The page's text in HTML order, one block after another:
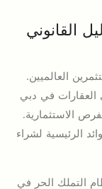
القانوني
العالميين.
العقارات في دبي
الاستثمارية.
الرئيسية لشراء
التملك الحر في